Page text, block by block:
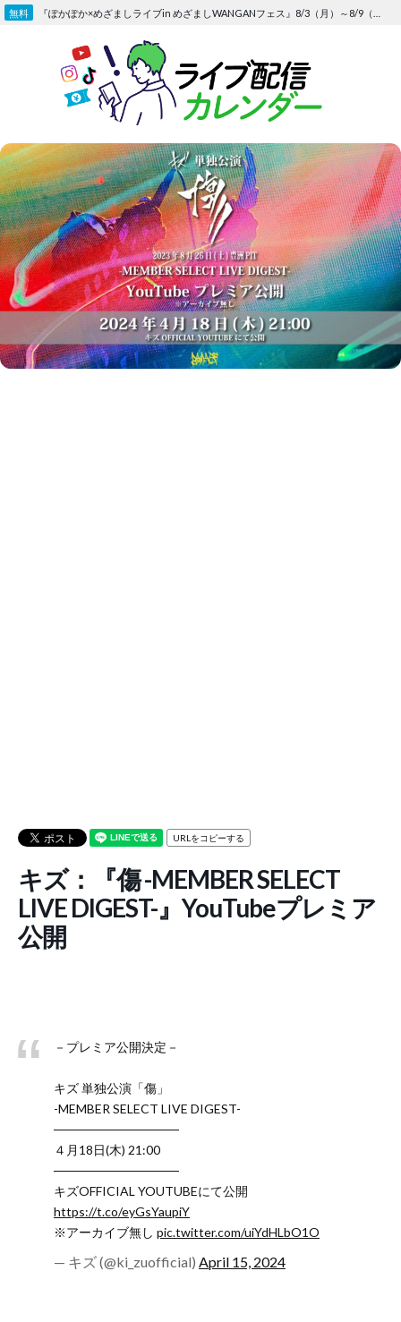
Skip
URLをコピーする
キズ：『傷 -MEMBER SELECT
LIVE DIGEST-』YouTubeプレミア
公開
－プレミア公開決定－
キズ 単独公演「傷」
-MEMBER SELECT LIVE DIGEST-
──────────────
４月18日(木) 21:00
──────────────
キズOFFICIAL YOUTUBEにて公開
https://t.co/eyGsYaupiY
※アーカイブ無し pic.twitter.com/uiYdHLbO1O
— キズ (@ki_zuofficial) April 15, 2024